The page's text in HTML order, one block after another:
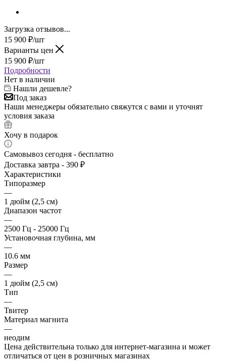
Загрузка отзывов...
15 900 ₽/шт
Варианты цен
15 900 ₽/шт
Подробности
Нет в наличии
Нашли дешевле?
Под заказ
Наши менеджеры обязательно свяжутся с вами и уточнят
условия заказа
Хочу в подарок
Самовывоз сегодня - бесплатно
Доставка завтра - 390 ₽
Характеристики
Типоразмер
—
1 дюйм (2,5 см)
Диапазон частот
—
2500 Гц - 25000 Гц
Установочная глубина, мм
—
10.6 мм
Размер
—
1 дюйм (2,5 см)
Тип
—
Твитер
Материал магнита
—
неодим
Цена действительна только для интернет-магазина и может
отличаться от цен в розничных магазинах